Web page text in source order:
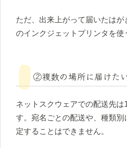
ただ、出来上がって届いたはが
のインクジェットプリンタを使
②複数の場所に届けたい
ネットスクウェアでの配送先
す。宛名ごとの配送や、種類別
定することはできません。